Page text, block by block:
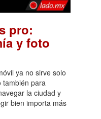
pro:
y foto
ya no sirve solo
también para
la ciudad y
bien importa más